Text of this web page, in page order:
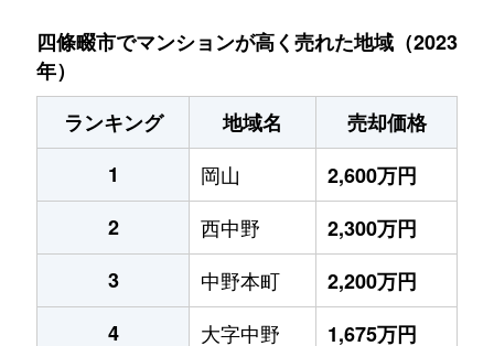
四條畷市でマンションが高く売れた地域（2023
年）
ランキング
地域名
売却価格
1
岡山
2,600万円
2
西中野
2,300万円
3
中野本町
2,200万円
4
大字中野
1,675万円